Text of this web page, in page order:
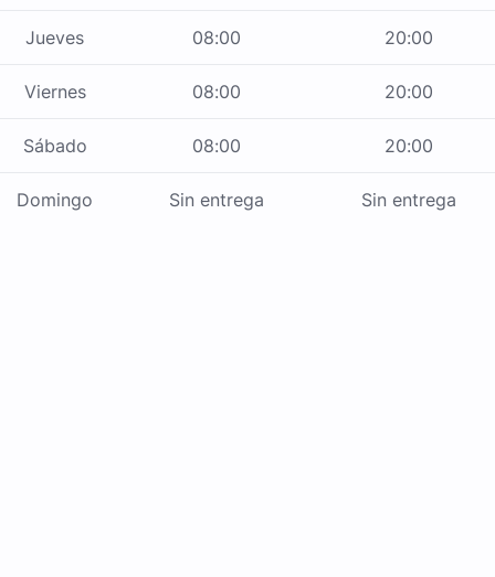
Jueves 08:00 20:00
Viernes 08:00 20:00
Sábado 08:00 20:00
Domingo Sin entrega Sin entrega